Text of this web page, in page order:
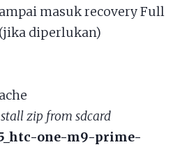
masuk recovery Full
diperlukan)
zip from sdcard
one-m9-prime-